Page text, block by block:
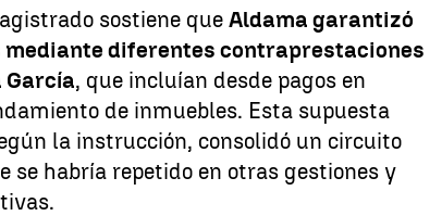
sostiene queAldama garantizó
diferentes contraprestaciones
García, que incluían desde pagos en
de inmuebles. Esta supuesta
la instrucción, consolidó un circuito
se habría repetido en otras gestiones y